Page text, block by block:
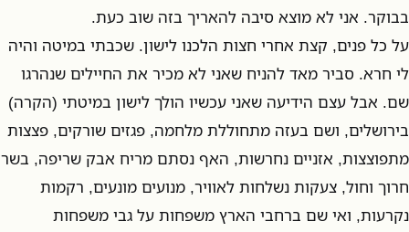
בבוקר. אני לא מוצא סיבה להאריך בזה שוב כעת.
על כל פנים, קצת אחרי חצות הלכנו לישון. שכבתי במיטה והיה
לי חרא. סביר מאד להניח שאני לא מכיר את החיילים שנהרגו
שם. אבל עצם הידיעה שאני עכשיו הולך לישון במיטתי (הקרה)
בירושלים, ושם בעזה מתחוללת מלחמה, פגזים שורקים, פצצות
מתפוצצות, אזניים נחרשות, האף נסתם מריח אבק שריפה, בשר
חרוך וחול, צעקות נשלחות לאוויר, מנועים מונעים, רקמות
נקרעות, ואי שם ברחבי הארץ משפחות על גבי משפחות